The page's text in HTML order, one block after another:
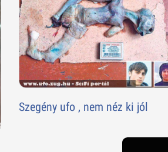
Szegény ufo , nem néz ki jól